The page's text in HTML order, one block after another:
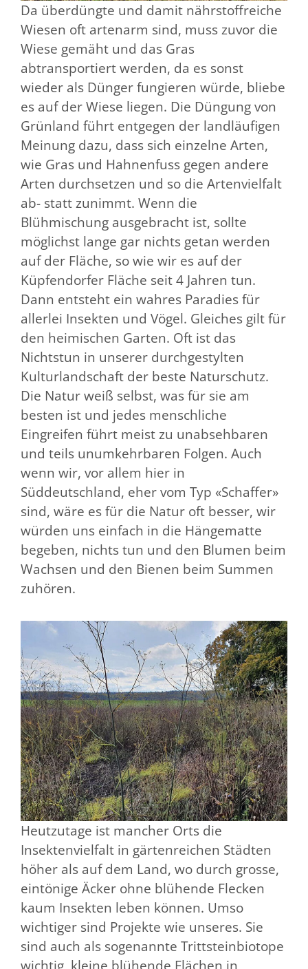
Da überdüngte und damit nährstoffreiche
Wiesen oft artenarm sind, muss zuvor die
Wiese gemäht und das Gras
abtransportiert werden, da es sonst
wieder als Dünger fungieren würde, bliebe
es auf der Wiese liegen. Die Düngung von
Grünland führt entgegen der landläufigen
Meinung dazu, dass sich einzelne Arten,
wie Gras und Hahnenfuss gegen andere
Arten durchsetzen und so die Artenvielfalt
ab- statt zunimmt. Wenn die
Blühmischung ausgebracht ist, sollte
möglichst lange gar nichts getan werden
auf der Fläche, so wie wir es auf der
Küpfendorfer Fläche seit 4 Jahren tun.
Dann entsteht ein wahres Paradies für
allerlei Insekten und Vögel. Gleiches gilt für
den heimischen Garten. Oft ist das
Nichtstun in unserer durchgestylten
Kulturlandschaft der beste Naturschutz.
Die Natur weiß selbst, was für sie am
besten ist und jedes menschliche
Eingreifen führt meist zu unabsehbaren
und teils unumkehrbaren Folgen. Auch
wenn wir, vor allem hier in
Süddeutschland, eher vom Typ «Schaffer»
sind, wäre es für die Natur oft besser, wir
würden uns einfach in die Hängematte
begeben, nichts tun und den Blumen beim
Wachsen und den Bienen beim Summen
zuhören.
Heutzutage ist mancher Orts die
Insektenvielfalt in gärtenreichen Städten
höher als auf dem Land, wo durch grosse,
eintönige Äcker ohne blühende Flecken
kaum Insekten leben können. Umso
wichtiger sind Projekte wie unseres. Sie
sind auch als sogenannte Trittsteinbiotope